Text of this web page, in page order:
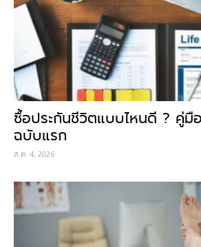
ซื้อประกันชีวิตแบบไหนดี ? คู่มื
ฉบับแรก
ส.ค. 4, 2026